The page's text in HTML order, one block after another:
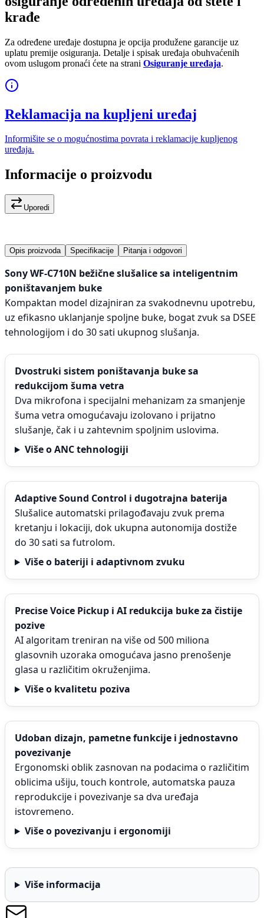
krađe
Za određene uređaje dostupna je opcija produžene garancije uz
uplatu premije osiguranja. Detalje i spisak uređaja obuhvaćenih
ovom uslugom pronaći ćete na strani Osiguranje uređaja.
Reklamacija na kupljeni uređaj
Informišite se o mogućnostima povrata i reklamacije kupljenog
uređaja.
Informacije o proizvodu
Uporedi
Opis proizvoda Specifikacije Pitanja i odgovori
Sony WF-C710N bežične slušalice sa inteligentnim
poništavanjem buke
Kompaktan model dizajniran za svakodnevnu upotrebu,
uz efikasno uklanjanje spoljne buke, bogat zvuk sa DSEE
tehnologijom i do 30 sati ukupnog slušanja.
Dvostruki sistem poništavanja buke sa
redukcijom šuma vetra
Dva mikrofona i specijalni mehanizam za smanjenje
šuma vetra omogućavaju izolovano i prijatno
slušanje, čak i u zahtevnim spoljnim uslovima.
Više o ANC tehnologiji
Adaptive Sound Control i dugotrajna baterija
Slušalice automatski prilagođavaju zvuk prema
kretanju i lokaciji, dok ukupna autonomija dostiže
do 30 sati sa futrolom.
Više o bateriji i adaptivnom zvuku
Precise Voice Pickup i AI redukcija buke za čistije
pozive
AI algoritam treniran na više od 500 miliona
glasovnih uzoraka omogućava jasno prenošenje
glasa u različitim okruženjima.
Više o kvalitetu poziva
Udoban dizajn, pametne funkcije i jednostavno
povezivanje
Ergonomski oblik zasnovan na podacima o različitim
oblicima ušiju, touch kontrole, automatska pauza
reprodukcije i povezivanje sa dva uređaja
istovremeno.
Više o povezivanju i ergonomiji
Više informacija